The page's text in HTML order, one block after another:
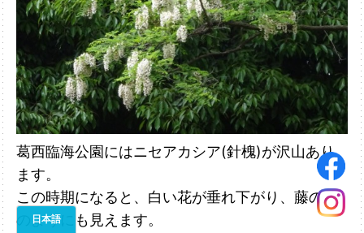
葛西臨海公園にはニセアカシア(針槐)が沢山あり
ます。
この時期になると、白い花が垂れ下がり、藤の花
のようにも見えます。